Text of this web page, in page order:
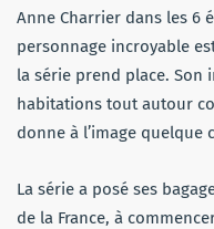
Anne Charrier dans les 6
personnage incroyable
la série prend place. Son
habitations tout autour
donne à l’image quelque
La série a posé ses
de la France, à